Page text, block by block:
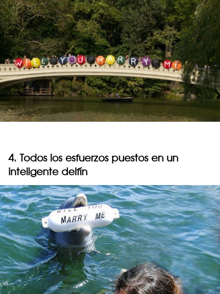
4. Todos los esfuerzos puestos en un
inteligente delfín